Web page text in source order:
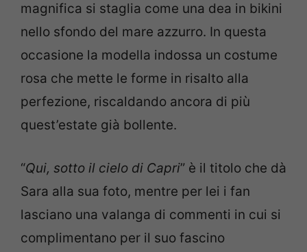
magnifica si staglia come una dea in bikini
nello sfondo del mare azzurro. In questa
occasione la modella indossa un costume
rosa che mette le forme in risalto alla
perfezione, riscaldando ancora di più
quest’estate già bollente.
“Qui, sotto il cielo di Capri” è il titolo che dà
Sara alla sua foto, mentre per lei i fan
lasciano una valanga di commenti in cui si
complimentano per il suo fascino